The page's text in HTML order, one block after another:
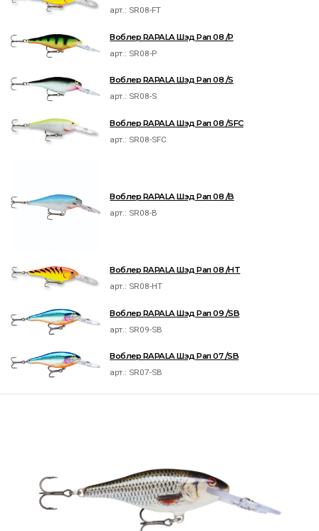
арт.: SR08-FT
Воблер RAPALA Шэд Рап 08 /P
арт.: SR08-P
Воблер RAPALA Шэд Рап 08 /S
арт.: SR08-S
Воблер RAPALA Шэд Рап 08 /SFC
арт.: SR08-SFC
Воблер RAPALA Шэд Рап 08 /B
арт.: SR08-B
Воблер RAPALA Шэд Рап 08 /HT
арт.: SR08-HT
Воблер RAPALA Шэд Рап 09 /SB
арт.: SR09-SB
Воблер RAPALA Шэд Рап 07 /SB
арт.: SR07-SB